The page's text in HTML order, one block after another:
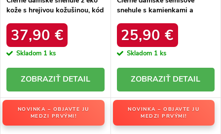
kože s hrejivou kožušinou, kód
BLACK
37,90 €
Skladom 1 ks
DETAIL
snehule s kamienkami a
W8009 BLACK
25,90 €
Skladom 1 ks
DETAIL
NOVINKA – OBJAVTE JU
MEDZI PRVÝMI!
NOVINKA – OBJAVTE JU
MEDZI PRVÝMI!